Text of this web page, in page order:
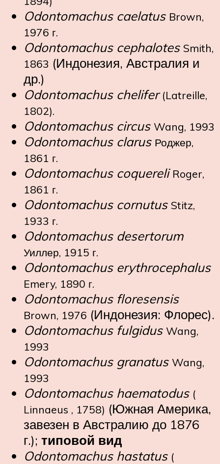
Odontomachus caelatus Brown,
1976 г.
Odontomachus cephalotes Smith,
1863 (Индонезия, Австралия и
др.)
Odontomachus chelifer(Latreille,
1802).
Odontomachus circus Wang, 1993
Odontomachus clarus Роджер,
1861 г.
Odontomachus coquereli Roger,
1861 г.
Odontomachus cornutus Stitz,
1933 г.
Odontomachus desertorum
Уиллер, 1915 г.
Odontomachus erythrocephalus
Emery, 1890 г.
Odontomachus floresensis
Brown, 1976 (Индонезия: Флорес).
Odontomachus fulgidus Wang,
1993
Odontomachus granatus Wang,
1993
Odontomachus haematodus (
Linnaeus , 1758) (Южная Америка,
завезен в Австралию до 1876
г.); типовой вид
Odontomachus hastatus (